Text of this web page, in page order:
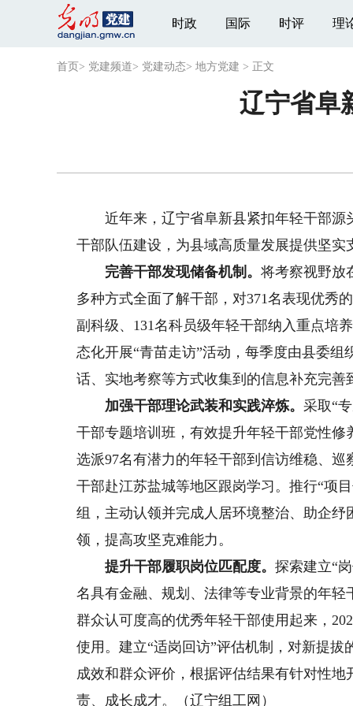
时政 国际 时评 理
首页 > 党建频道> 党建动态> 地方党建 > 正文
辽宁省阜
近年来，辽宁省阜新县紧扣年轻干部源
干部队伍建设，为县域高质量发展提供坚实
完善干部发现储备机制。将考察视野放
多种方式全面了解干部，对371名表现优秀
副科级、131名科员级年轻干部纳入重点培
态化开展“青苗走访”活动，每季度由县委
话、实地考察等方式收集到的信息补充完
加强干部理论武装和实践淬炼。采取“
干部专题培训班，有效提升年轻干部党性修
选派97名有潜力的年轻干部到信访维稳、
干部赴江苏盐城等地区跟岗学习。推行“项
组，主动认领并完成人居环境整治、助企
领，提高攻坚克难能力。
提升干部履职岗位匹配度。探索建立“
名具有金融、规划、法律等专业背景的年
群众认可度高的优秀年轻干部使用起来，
使用。建立“适岗回访”评估机制，对新提
成效和群众评价，根据评估结果有针对性
责、成长成才。（辽宁组工网）